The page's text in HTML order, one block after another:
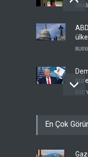
BATI
En Çok